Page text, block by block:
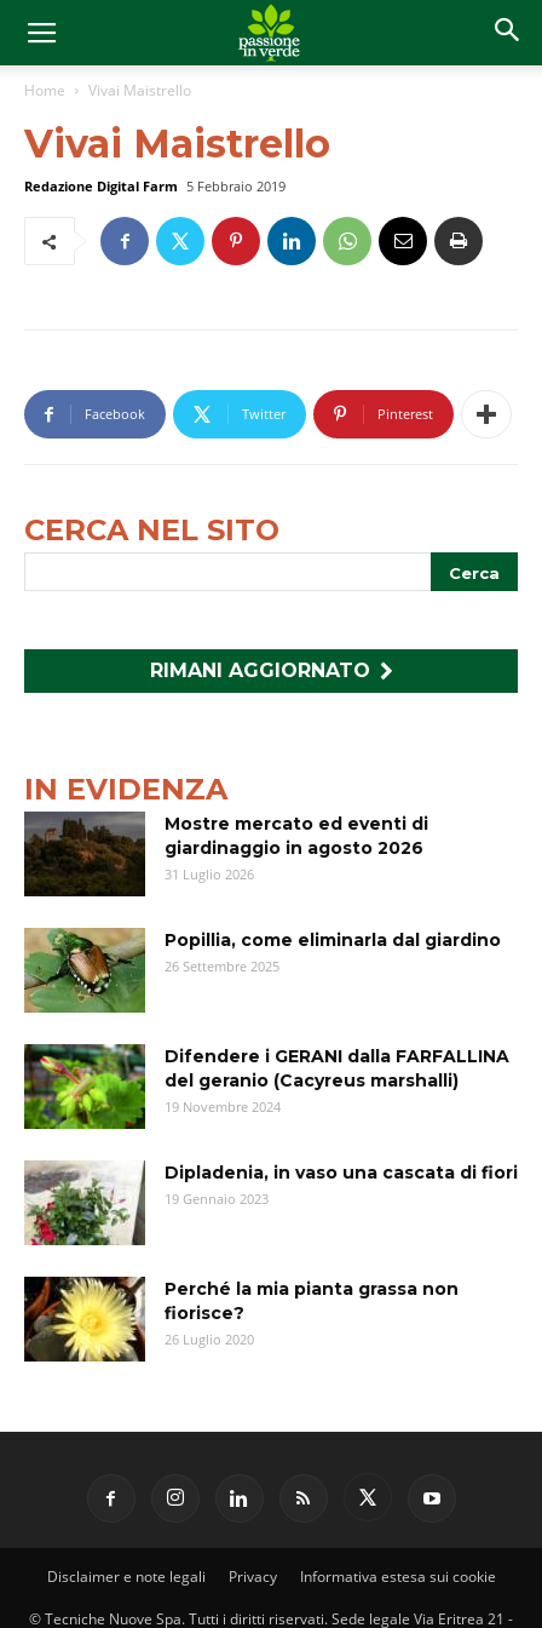
Home Vivai Maistrello
Vivai Maistrello
Redazione Digital Farm 5 Febbraio 2019
Facebook Twitter Pinterest
CERCA NEL SITO
RIMANI AGGIORNATO
IN EVIDENZA
Mostre mercato ed eventi di
giardinaggio in agosto 2026
31 Luglio 2026
Popillia, come eliminarla dal giardino
26 Settembre 2025
Difendere i GERANI dalla FARFALLINA
del geranio (Cacyreus marshalli)
19 Novembre 2024
Dipladenia, in vaso una cascata di fiori
19 Gennaio 2023
Perché la mia pianta grassa non
fiorisce?
26 Luglio 2020
Disclaimer e note legali Privacy Informativa estesa sui cookie
© Tecniche Nuove Spa. Tutti i diritti riservati. Sede legale Via Eritrea 21 -